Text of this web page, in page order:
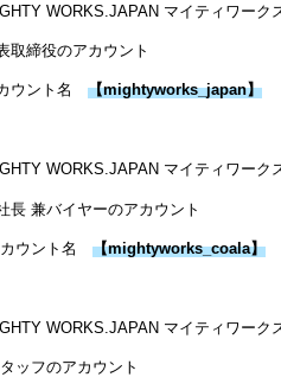
WORKS.JAPAN マイティワーク
取締役のアカウント
ウント名 【mightyworks_japan】
WORKS.JAPAN マイティワーク
長 兼バイヤーのアカウント
ウント名 【mightyworks_coala】
WORKS.JAPAN マイティワーク
ッフのアカウント